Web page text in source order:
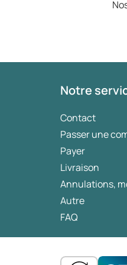
Notre
Contact
Passer une
Payer
Livraison
Annulations,
Autre
FAQ